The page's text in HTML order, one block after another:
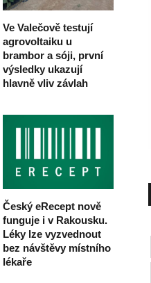
Ve Valečově testují
agrovoltaiku u
brambor a sóji, první
výsledky ukazují
hlavně vliv závlah
Český eRecept nově
funguje i v Rakousku.
Léky lze vyzvednout
bez návštěvy místního
lékaře